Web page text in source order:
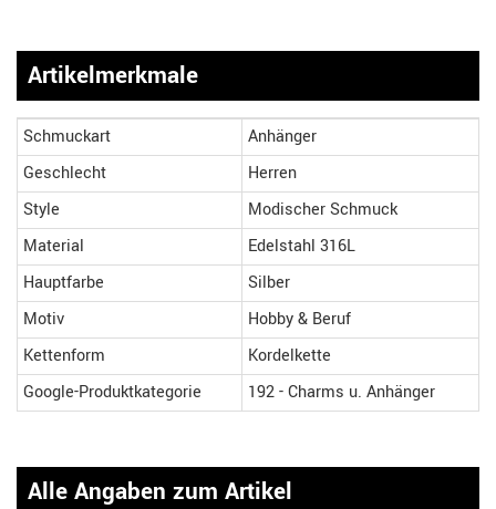
Artikelmerkmale
Schmuckart
Anhänger
Geschlecht
Herren
Style
Modischer Schmuck
Material
Edelstahl 316L
Hauptfarbe
Silber
Motiv
Hobby & Beruf
Kettenform
Kordelkette
Google-Produktkategorie
192 - Charms u. Anhänger
Alle Angaben zum Artikel